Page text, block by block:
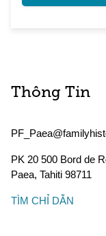
Thông Tin
PK 20 500 Bord de
Paea, Tahiti 98711
TÌM CHỈ DẪN